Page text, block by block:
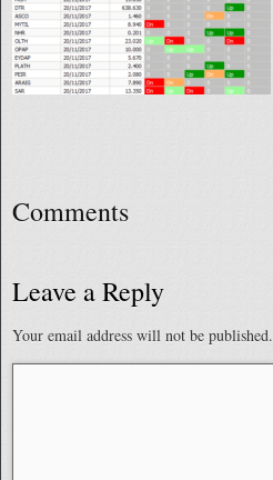
Comments
Leave a Reply
Your email address will not be published.